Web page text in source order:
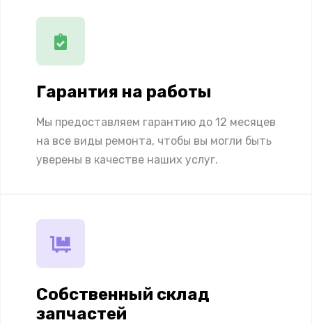
Гарантия на работы
Мы предоставляем гарантию до 12 месяцев
на все виды ремонта, чтобы вы могли быть
уверены в качестве наших услуг.
Собственный склад
запчастей